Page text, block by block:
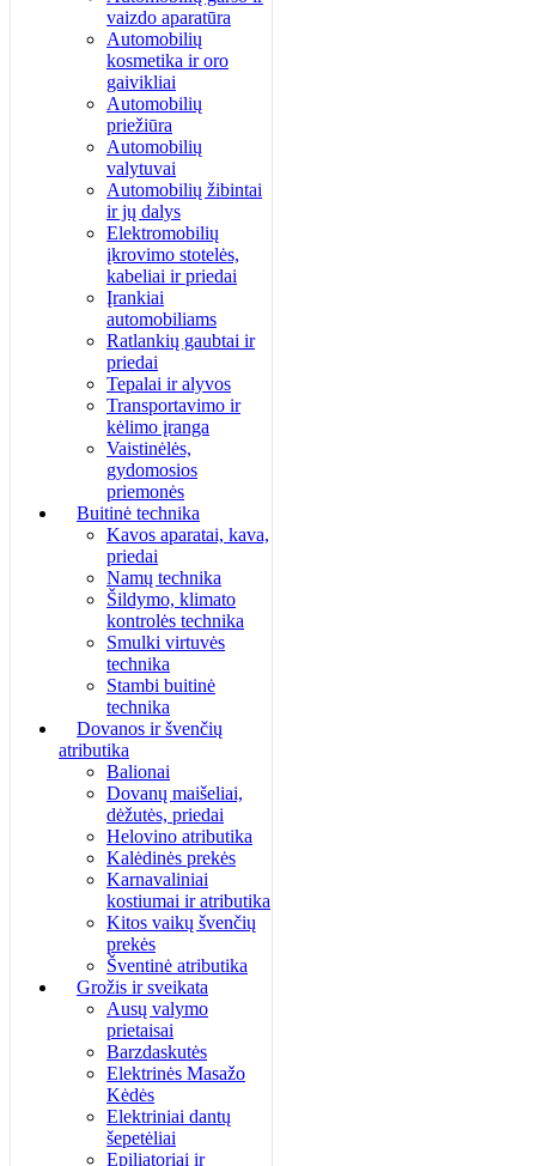
vaizdo aparatūra
Automobilių
kosmetika ir oro
gaivikliai
Automobilių
priežiūra
Automobilių
valytuvai
Automobilių žibintai
ir jų dalys
Elektromobilių
įkrovimo stotelės,
kabeliai ir priedai
Įrankiai
automobiliams
Ratlankių gaubtai ir
priedai
Tepalai ir alyvos
Transportavimo ir
kėlimo įranga
Vaistinėlės,
gydomosios
priemonės
Buitinė technika
Kavos aparatai, kava,
priedai
Namų technika
Šildymo, klimato
kontrolės technika
Smulki virtuvės
technika
Stambi buitinė
technika
Dovanos ir švenčių
atributika
Balionai
Dovanų maišeliai,
dėžutės, priedai
Helovino atributika
Kalėdinės prekės
Karnavaliniai
kostiumai ir atributika
Kitos vaikų švenčių
prekės
Šventinė atributika
Grožis ir sveikata
Ausų valymo
prietaisai
Barzdaskutės
Elektrinės Masažo
Kėdės
Elektriniai dantų
šepetėliai
Epiliatoriai ir